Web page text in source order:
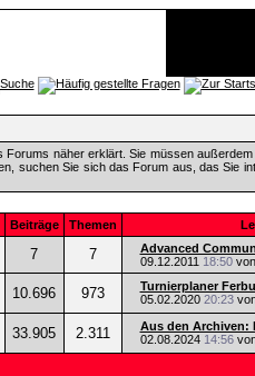
Forums näher erklärt. Sie müssen
suchen Sie sich das Forum aus, das Sie
Beiträge Themen
7 7
Advanced
09.12.2011 18:50von
10.696 973
Turnierplaner
05.02.2020 20:23
33.905 2.311
Aus den Archiven:
02.08.2024 14:56